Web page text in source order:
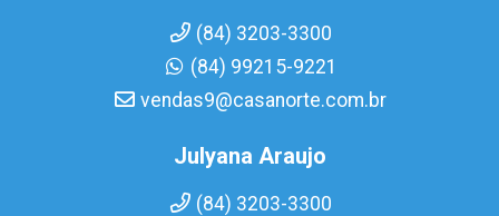
(84) 3203-3300
(84) 99215-9221
vendas9@casanorte.com.br
Julyana Araujo
(84) 3203-3300